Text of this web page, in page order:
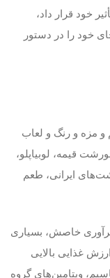
قرار داد،
را در دستور
و رنگ و لعاب
قیمه، لوبیاپلو،
ایرانی، طعم
خاصش، بسیاری
غذایی بالایی
ویتامین‌های گروه